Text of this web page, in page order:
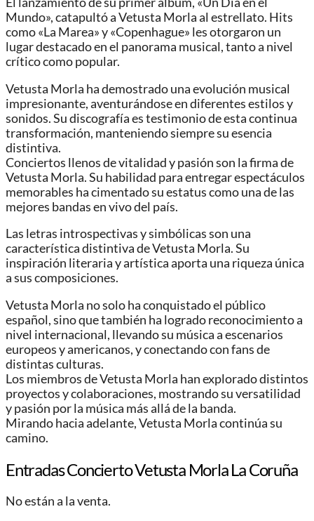
Mundo», catapultó a Vetusta Morla al estrellato. Hits
como «La Marea» y «Copenhague» les otorgaron un
lugar destacado en el panorama musical, tanto a nivel
crítico como popular.
Vetusta Morla ha demostrado una evolución musical
impresionante, aventurándose en diferentes estilos y
sonidos. Su discografía es testimonio de esta continua
transformación, manteniendo siempre su esencia
distintiva.
Conciertos llenos de vitalidad y pasión son la firma de
Vetusta Morla. Su habilidad para entregar espectáculos
memorables ha cimentado su estatus como una de las
mejores bandas en vivo del país.
Las letras introspectivas y simbólicas son una
característica distintiva de Vetusta Morla. Su
inspiración literaria y artística aporta una riqueza única
a sus composiciones.
Vetusta Morla no solo ha conquistado el público
español, sino que también ha logrado reconocimiento a
nivel internacional, llevando su música a escenarios
europeos y americanos, y conectando con fans de
distintas culturas.
Los miembros de Vetusta Morla han explorado distintos
proyectos y colaboraciones, mostrando su versatilidad
y pasión por la música más allá de la banda.
Mirando hacia adelante, Vetusta Morla continúa su
camino.
Entradas Concierto Vetusta Morla La Coruña
No están a la venta.